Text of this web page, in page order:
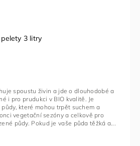
3 litry
spoustu živin a jde o dlouhodobé a
i pro prudukci v BIO kvalitě. Je
které mohou trpět suchem a
vegetační sezóny a celkově pro
půdy. Pokud je vaše půda těžká a...